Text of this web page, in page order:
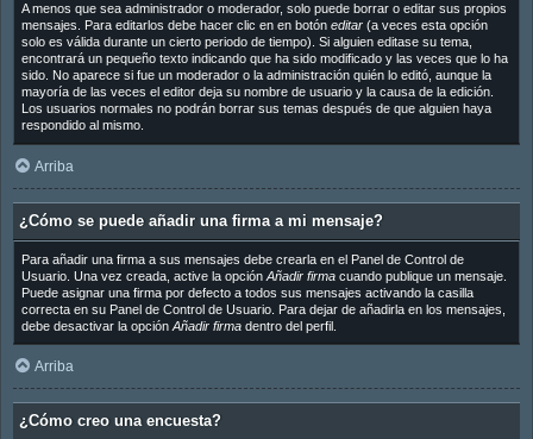
A menos que sea administrador o moderador, solo puede borrar o editar sus propios
mensajes. Para editarlos debe hacer clic en en botón editar(a veces esta opción
solo es válida durante un cierto periodo de tiempo). Si alguien editase su tema,
encontrará un pequeño texto indicando que ha sido modificado y las veces que lo ha
sido. No aparece si fue un moderador o la administración quién lo editó, aunque la
mayoría de las veces el editor deja su nombre de usuario y la causa de la edición.
Los usuarios normales no podrán borrar sus temas después de que alguien haya
respondido al mismo.
Arriba
¿Cómo se puede añadir una firma a mi mensaje?
Para añadir una firma a sus mensajes debe crearla en el Panel de Control de
Usuario. Una vez creada, active la opción Añadir firmacuando publique un mensaje.
Puede asignar una firma por defecto a todos sus mensajes activando la casilla
correcta en su Panel de Control de Usuario. Para dejar de añadirla en los mensajes,
debe desactivar la opción Añadir firmadentro del perfil.
Arriba
¿Cómo creo una encuesta?